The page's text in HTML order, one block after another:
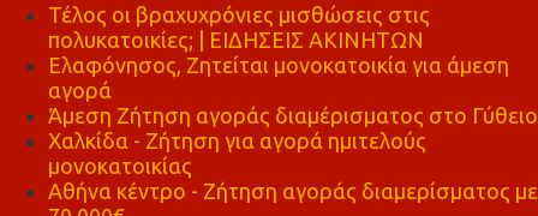
Τέλος οι βραχυχρόνιες μισθώσεις στις
πολυκατοικίες; | ΕΙΔΗΣΕΙΣ ΑΚΙΝΗΤΩΝ
Ελαφόνησος, Ζητείται μονοκατοικία για άμεση
αγορά
Άμεση Ζήτηση αγοράς διαμέρισματος στο Γύθειο
Χαλκίδα - Ζήτηση για αγορά ημιτελούς
μονοκατοικίας
Αθήνα κέντρο - Ζήτηση αγοράς διαμερίσματος με